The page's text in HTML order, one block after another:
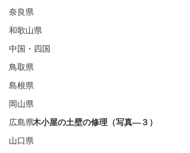
奈良県
和歌山県
中国・四国
鳥取県
島根県
岡山県
広島県
山口県
木小屋の土壁の修理（写真―３）